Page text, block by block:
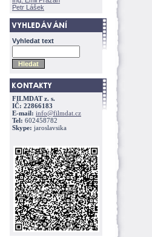
Petr Lášek
Vyhledat text
FILMDAT z. s.
IČ: 22866183
E-mail: info@filmdat.cz
Tel: 602458782
Skype: jaroslavsika